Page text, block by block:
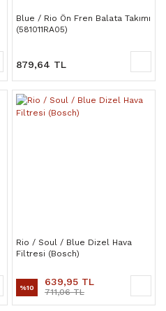
Blue / Rio Ön Fren Balata Takımı
(581011RA05)
879,64 TL
Rio / Soul / Blue Dizel Hava
Filtresi (Bosch)
%10 639,95 TL
711,06 TL